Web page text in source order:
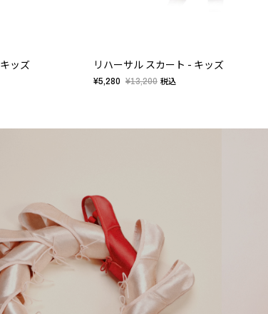
ッズ リハーサル スカート - キッズ
¥5,280 ¥13,200 税込